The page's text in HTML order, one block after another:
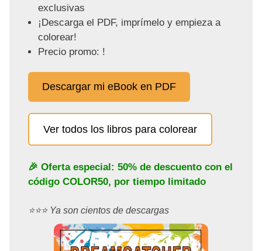
exclusivas
¡Descarga el PDF, imprímelo y empieza a
colorear!
Precio promo: !
Descargar mi eBook en PDF
Ver todos los libros para colorear
🎉 Oferta especial: 50% de descuento con el
código COLOR50, por tiempo limitado
⭐️⭐️⭐️ Ya son cientos de descargas